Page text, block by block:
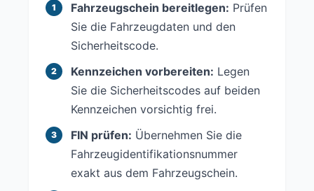
Fahrzeugschein bereitlegen: Prüfen
Sie die Fahrzeugdaten und den
Sicherheitscode.
Kennzeichen vorbereiten: Legen
Sie die Sicherheitscodes auf beiden
Kennzeichen vorsichtig frei.
FIN prüfen: Übernehmen Sie die
Fahrzeugidentifikationsnummer
exakt aus dem Fahrzeugschein.